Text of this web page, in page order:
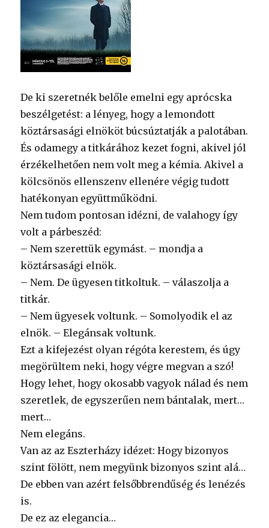
De ki szeretnék belőle emelni egy aprócska
beszélgetést: a lényeg, hogy a lemondott
köztársasági elnököt búcsúztatják a palotában.
És odamegy a titkárához kezet fogni, akivel jól
érzékelhetően nem volt meg a kémia. Akivel a
kölcsönös ellenszenv ellenére végig tudott
hatékonyan együttműködni.
Nem tudom pontosan idézni, de valahogy így
volt a párbeszéd:
– Nem szerettük egymást. – mondja a
köztársasági elnök.
– Nem. De ügyesen titkoltuk. – válaszolja a
titkár.
– Nem ügyesek voltunk. – Somolyodik el az
elnök. – Elegánsak voltunk.
Ezt a kifejezést olyan régóta kerestem, és úgy
megörültem neki, hogy végre megvan a szó!
Hogy lehet, hogy okosabb vagyok nálad és nem
szeretlek, de egyszerűen nem bántalak, mert…
mert…
Nem elegáns.
Van az az Eszterházy idézet: Hogy bizonyos
szint fölött, nem megyünk bizonyos szint alá…
De ebben van azért felsőbbrendűség és lenézés
is.
De ez az elegancia…